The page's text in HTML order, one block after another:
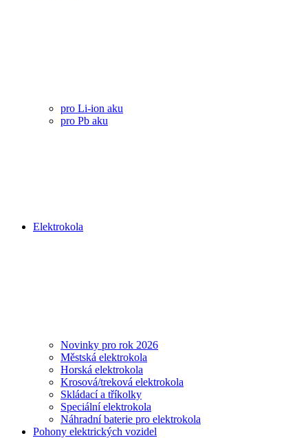
pro Li-ion aku
pro Pb aku
Elektrokola
Novinky pro rok 2026
Městská elektrokola
Horská elektrokola
Krosová/treková elektrokola
Skládací a tříkolky
Speciální elektrokola
Náhradní baterie pro elektrokola
Pohony elektrických vozidel